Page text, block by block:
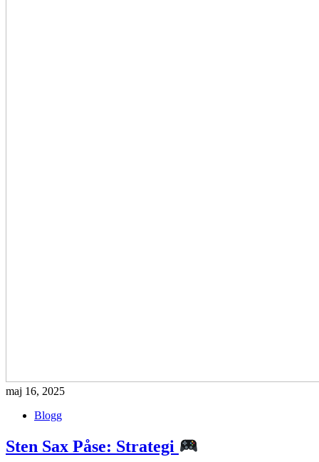
maj 16, 2025
Blogg
Sten Sax Påse: Strategi